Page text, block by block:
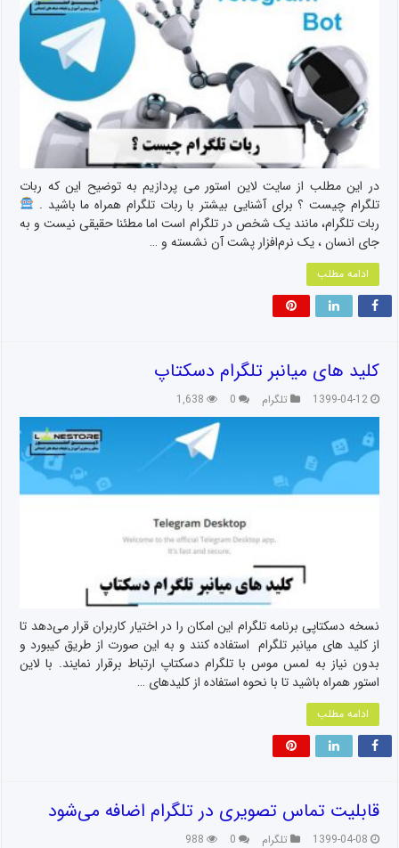
در این مطلب از سایت لاین استور می پردازیم به توضیح این که ربات
تلگرام چیست ؟ برای آشنایی بیشتر با ربات تلگرام همراه ما باشید .
ربات تلگرام، مانند یک شخص در تلگرام است اما مطئنا حقیقی نیست و به
جای انسان ، یک نرم‌افزار پشت آن نشسته و …
ادامه مطلب
کلید های میانبر تلگرام دسکتاپ
1399-04-12 تلگرام 0
1,638
نسخه دسکتاپی برنامه تلگرام این امکان را در اختیار کاربران قرار می‌دهد تا
از کلید های میانبر تلگرام استفاده کنند و به این صورت از طریق کیبورد و
بدون نیاز به لمس موس با تلگرام دسکتاپ ارتباط برقرار نمایند. با لاین
استور همراه باشید تا با نحوه استفاده از کلیدهای …
ادامه مطلب
قابلیت تماس تصویری در تلگرام اضافه می‌شود
1399-04-08 تلگرام 0
988